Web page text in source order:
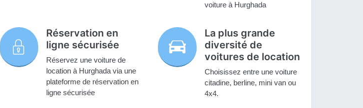
voiture à Hurghada
Réservation en
ligne sécurisée
Réservez une voiture de
location à Hurghada via une
plateforme de réservation en
ligne sécurisée
La plus grande
diversité de
voitures de location
Choisissez entre une voiture
citadine, berline, mini van ou
4x4.